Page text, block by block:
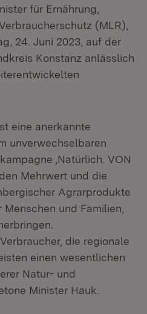
für Ernährung,
(MLR),
24. Juni 2023, auf der
Konstanz anlässlich
eine anerkannte
unverwechselbaren
‚Natürlich. VON
Mehrwert und die
Agrarprodukte
und Familien,
die regionale
einen wesentlichen
Natur- und
Minister Hauk.